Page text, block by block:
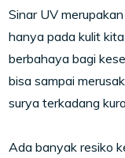
Sinar UV
hanya pada kulit
berbahaya bagi
bisa sampai
surya terkadang
Ada banyak resiko